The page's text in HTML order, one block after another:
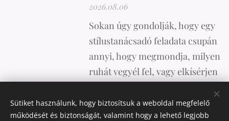
2026.08.06
Sokan úgy gondolják, hogy egy
stílustanácsadó feladata csupán
annyi, hogy megmondja, milyen
ruhát vegyél fel, vagy elkísérjen
ennél sokkal összetettebb.
Sütiket használunk, hogy biztosítsuk a weboldal megfelelő
működését és biztonságát, valamint hogy a lehető legjobb